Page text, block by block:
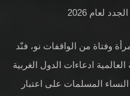
لعام 2026
خطابٍ أمام أكثر من 1700 امرأة وفتاة من الواقفات نو، فنّد
ادعاءات الدول الغربية
المسلمات على اعتبار